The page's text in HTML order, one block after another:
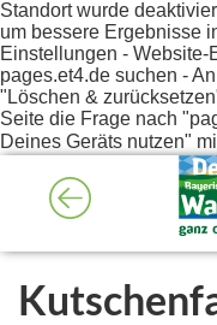
Standort wurde
um bessere Ergebnisse
Einstellungen - Website-
pages.et4.de suchen -
"Löschen &
Seite die Frage nach
Deines Geräts nutzen"